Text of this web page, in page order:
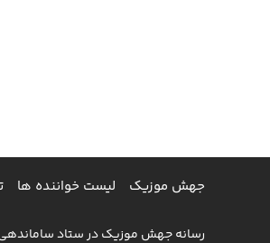
جهش موزیک لیست خواننده ها
رسانه جهش موزیک در ستاد